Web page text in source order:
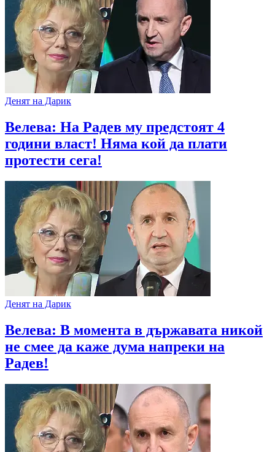
Денят на Дарик
Велева: На Радев му предстоят 4
години власт! Няма кой да плати
протести сега!
Денят на Дарик
Велева: В момента в държавата никой
не смее да каже дума напреки на
Радев!